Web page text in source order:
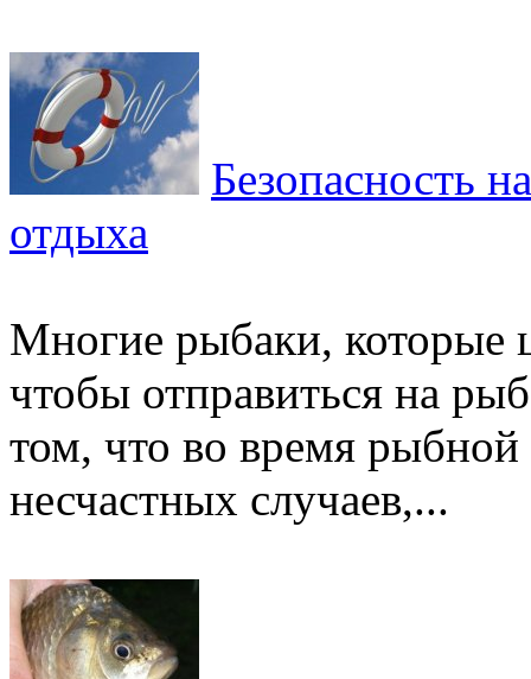
Безопасность
отдыха
Многие рыбаки,
чтобы отправиться на
том, что во время рыбной
несчастных случаев,...